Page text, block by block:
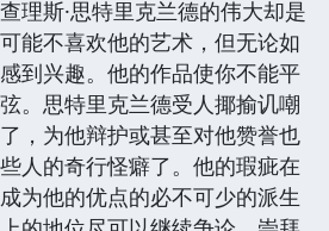
理斯·思特里克兰德的伟大却是
能不喜欢他的艺术，但无论如
到兴趣。他的作品使你不能平
。思特里克兰德受人揶揄讥嘲
，为他辩护或甚至对他赞誉也
人的奇行怪癖了。他的瑕疵在
为他的优点的必不可少的派生